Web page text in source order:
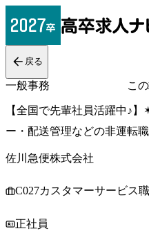
戻る
一般事務 こ
【全国で先輩社員活躍中♪
ー・配送管理などの非運転
佐川急便株式会社
C027カスタマーサービス
正社員